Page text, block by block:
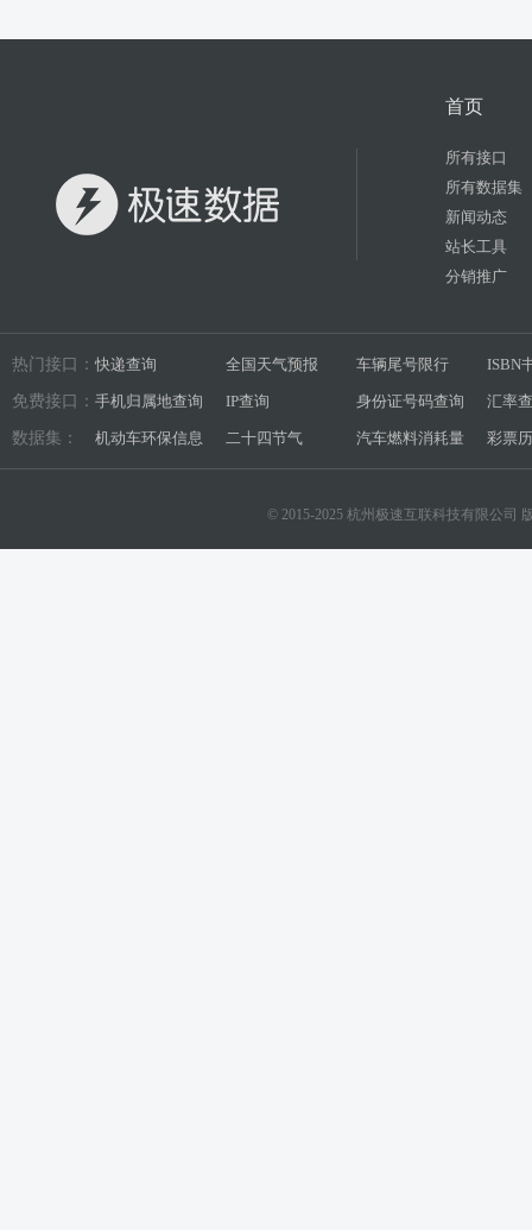
首页
所有接口
所有数据集
新闻动态
站长工具
分销推广
热门接口： 快递查询 全国天气预报 车辆尾号限行 ISBN
免费接口： 手机归属地查询 IP查询 身份证号码查询 汇率
数据集： 机动车环保信息 二十四节气 汽车燃料消耗量 彩票
© 2015-2025 杭州极速互联科技有限公司